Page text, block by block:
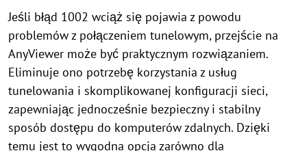
Jeśli błąd 1002 wciąż się pojawia z powodu
problemów z połączeniem tunelowym, przejście na
AnyViewer może być praktycznym rozwiązaniem.
Eliminuje ono potrzebę korzystania z usług
tunelowania i skomplikowanej konfiguracji sieci,
zapewniając jednocześnie bezpieczny i stabilny
sposób dostępu do komputerów zdalnych. Dzięki
temu jest to wygodna opcja zarówno dla